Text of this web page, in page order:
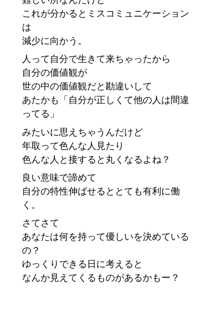
これが分かるとミスコミュニケーション
は
減少に向かう。
人って自分で生きて来ちゃったから
自分の価値観が
世の中の価値観だと勘違いして
あたかも「自分が正しくて他の人は間違
ってる」
みたいに思えちゃうんだけど
年取って色んな人見たり
色んな人と接すると丸くなるよね？
良い意味で諦めて
自分の特性伸ばせるととても有利に働
く。
さてさて
あなたは何を持って優しいを決めている
の？
ゆっくりできる日に考えると
なんか見えてくるものがあるかもー？